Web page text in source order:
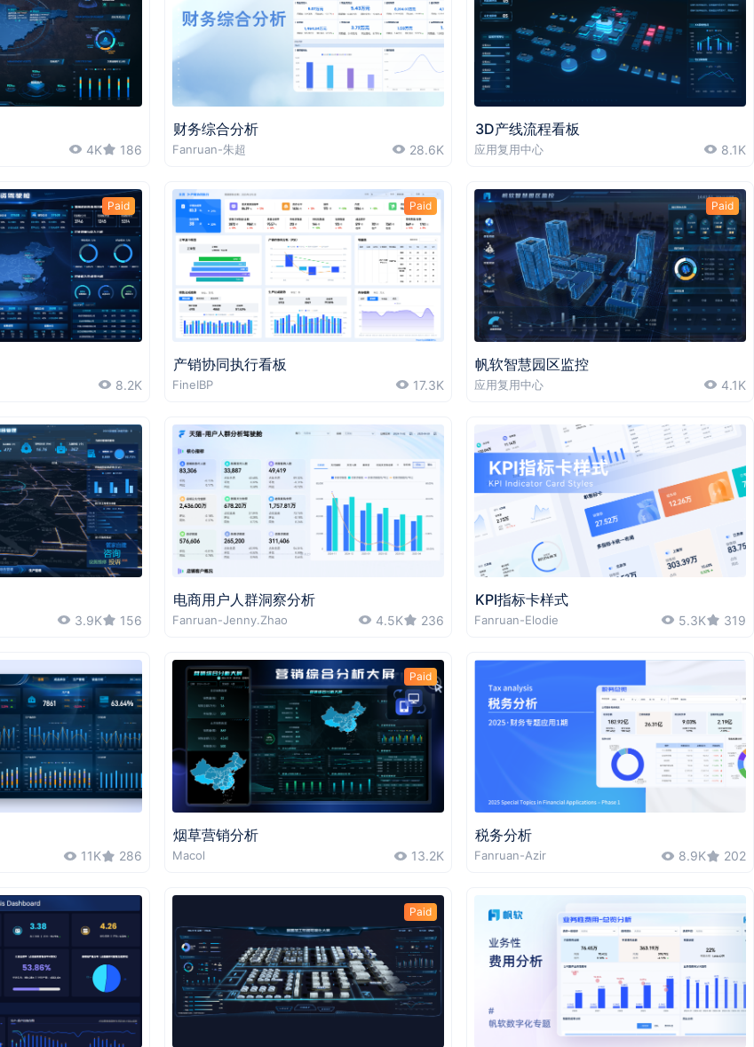
4K 186
财务综合分析
Fanruan-朱超 28.6K
3D产线流程看板
应用复用中心 8.1K
Paid
8.2K
Paid
产销协同执行看板
FineIBP 17.3K
Paid
帆软智慧园区监控
应用复用中心 4.1K
3.9K 156
电商用户人群洞察分析
Fanruan-Jenny.Zhao 4.5K 236
KPI指标卡样式
Fanruan-Elodie 5.3K 319
11K 286
Paid
烟草营销分析
Macol 13.2K
税务分析
Fanruan-Azir 8.9K 202
Paid